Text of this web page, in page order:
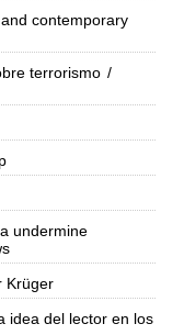
contemporary
terrorismo /
undermine
Krüger
idea del lector en los